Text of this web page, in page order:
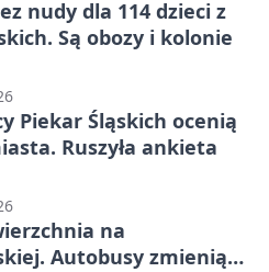
nudy dla 114 dzieci z
Są obozy i kolonie
Piekar Śląskich ocenią
Ruszyła ankieta
na
Autobusy zmienią